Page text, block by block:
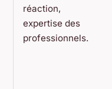
réaction,
expertise des
professionnels.